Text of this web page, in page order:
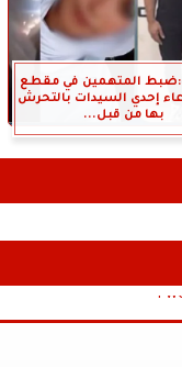
المتهمين في مقطع
إحدي السيدات بالتحرش
بها من قبل...